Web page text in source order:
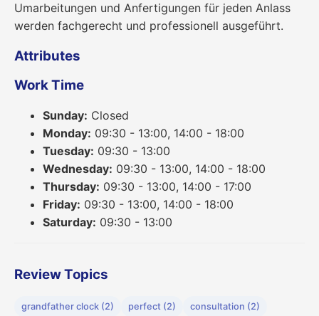
Umarbeitungen und Anfertigungen für jeden Anlass
werden fachgerecht und professionell ausgeführt.
Attributes
Work Time
Sunday: Closed
Monday: 09:30 - 13:00, 14:00 - 18:00
Tuesday: 09:30 - 13:00
Wednesday: 09:30 - 13:00, 14:00 - 18:00
Thursday: 09:30 - 13:00, 14:00 - 17:00
Friday: 09:30 - 13:00, 14:00 - 18:00
Saturday: 09:30 - 13:00
Review Topics
grandfather clock (2) perfect (2) consultation (2)